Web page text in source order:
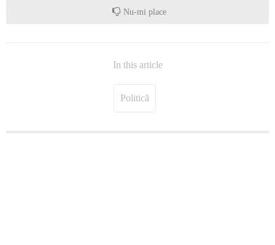
Nu-mi place
In this article
Politică